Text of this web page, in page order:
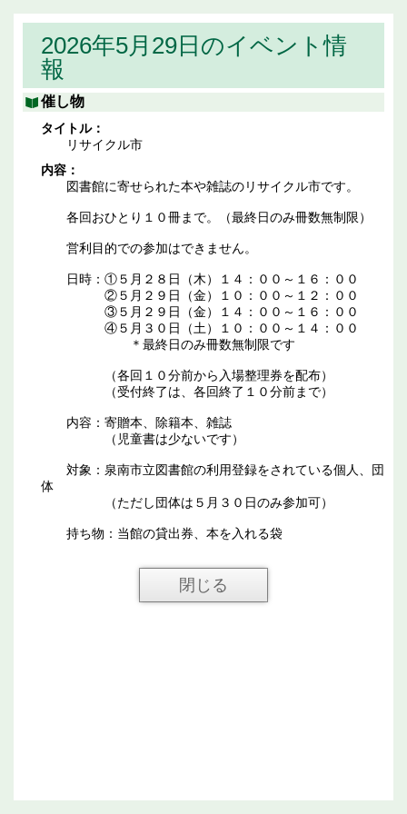
2026年5月29日のイベント情
報
催し物
タイトル：
リサイクル市
内容：
図書館に寄せられた本や雑誌のリサイクル市です。
各回おひとり１０冊まで。（最終日のみ冊数無制限）
営利目的での参加はできません。
日時：①５月２８日（木）１４：００～１６：００
②５月２９日（金）１０：００～１２：００
③５月２９日（金）１４：００～１６：００
④５月３０日（土）１０：００～１４：００
＊最終日のみ冊数無制限です
（各回１０分前から入場整理券を配布）
（受付終了は、各回終了１０分前まで）
内容：寄贈本、除籍本、雑誌
（児童書は少ないです）
対象：泉南市立図書館の利用登録をされている個人、団
体
（ただし団体は５月３０日のみ参加可）
持ち物：当館の貸出券、本を入れる袋